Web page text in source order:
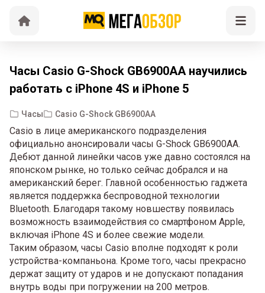
Часы Casio G-Shock GB6900AA научились
работать с iPhone 4S и iPhone 5
Часы Casio G-Shock GB6900AA
Casio в лице американского подразделения
официально анонсировали часы G-Shock GB6900AA.
Дебют данной линейки часов уже давно состоялся на
японском рынке, но только сейчас добрался и на
американский берег. Главной особенностью гаджета
является поддержка беспроводной технологии
Bluetooth. Благодаря такому новшеству появилась
возможность взаимодействия со смартфоном Apple,
включая iPhone 4S и более свежие модели.
Таким образом, часы Casio вполне подходят к роли
устройства-компаньона. Кроме того, часы прекрасно
держат защиту от ударов и не допускают попадания
внутрь воды при погружении на 200 метров.